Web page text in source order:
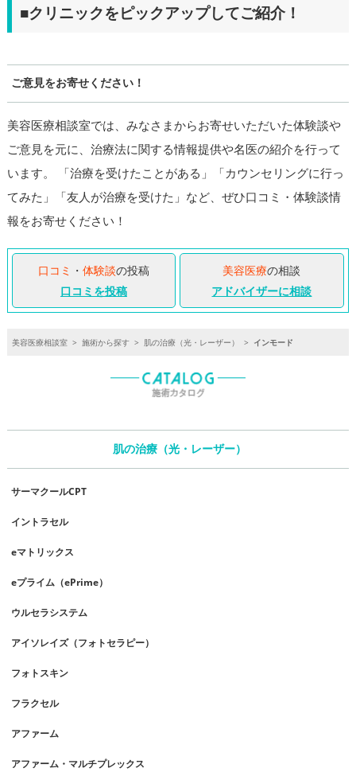
■クリニックをピックアップしてご紹介！
ご意見をお寄せください！
美容医療相談室では、みなさまからお寄せいただいた体験談や
ご意見を元に、治療法に関する情報提供や名医の紹介を行って
います。 「治療を受けたことがある」「カウンセリングに行っ
てみた」「友人が治療を受けた」など、ぜひ口コミ・体験談情
報をお寄せください！
口コミ ・ 体験談の投稿
口コミを投稿
美容医療の相談
アドバイザーに相談
美容医療相談室 > 施術から探す > 肌の治療（光・レーザー） > インモード
肌の治療（光・レーザー）
サーマクールCPT
イントラセル
eマトリックス
eプライム（ePrime）
ウルセラシステム
アイソレイズ（フォトセラピー）
フォトスキン
フラクセル
アファーム
アファーム・マルチプレックス